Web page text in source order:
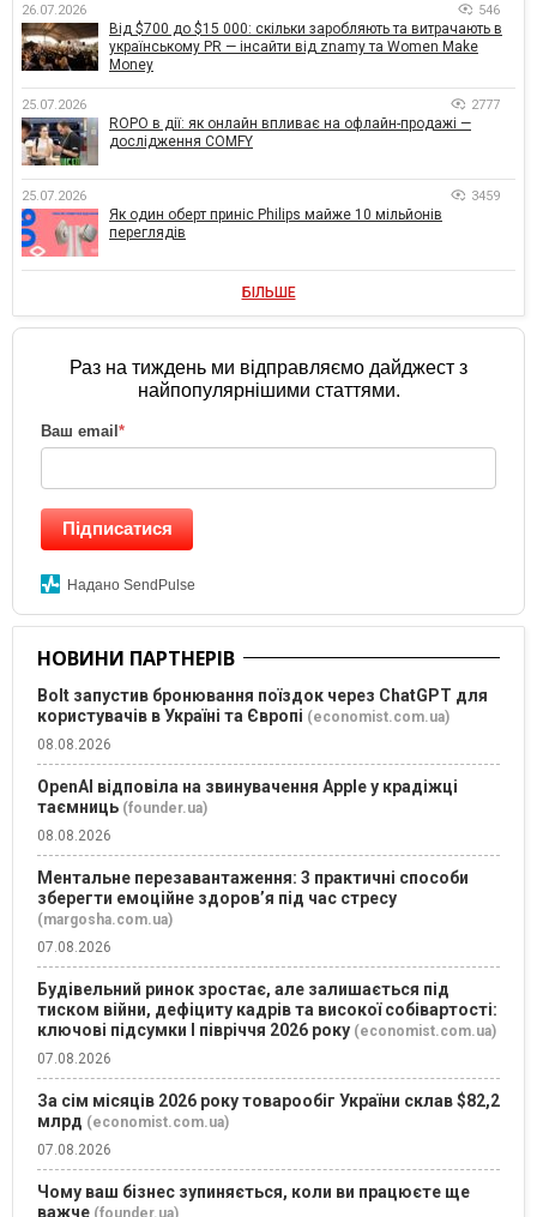
26.07.2026 546
Від $700 до $15 000: скільки заробляють та витрачають в
українському PR — інсайти від znamy та Women Make
Money
25.07.2026 2777
ROPO в дії: як онлайн впливає на офлайн-продажі —
дослідження COMFY
25.07.2026 3459
Як один оберт приніс Philips майже 10 мільйонів
переглядів
БІЛЬШЕ
Раз на тиждень ми відправляємо дайджест з
найпопулярнішими статтями.
Ваш email*
Підписатися
Надано SendPulse
НОВИНИ ПАРТНЕРІВ
Bolt запустив бронювання поїздок через ChatGPT для
користувачів в Україні та Європі (economist.com.ua)
08.08.2026
OpenAI відповіла на звинувачення Apple у крадіжці
таємниць (founder.ua)
08.08.2026
Ментальне перезавантаження: 3 практичні способи
зберегти емоційне здоров’я під час стресу
(margosha.com.ua)
07.08.2026
Будівельний ринок зростає, але залишається під
тиском війни, дефіциту кадрів та високої собівартості:
ключові підсумки І півріччя 2026 року (economist.com.ua)
07.08.2026
За сім місяців 2026 року товарообіг України склав $82,2
млрд (economist.com.ua)
07.08.2026
Чому ваш бізнес зупиняється, коли ви працюєте ще
важче (founder.ua)